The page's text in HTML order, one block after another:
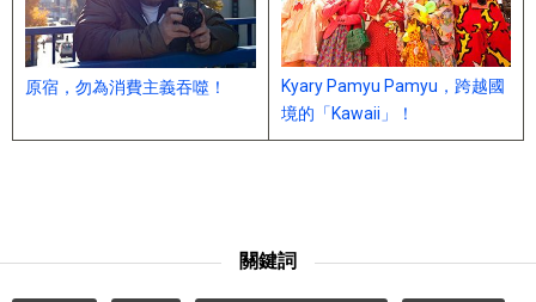
原宿，勿為消費主義吞噬！
Kyary Pamyu Pamyu，跨越國
境的「Kawaii」！
關鍵詞